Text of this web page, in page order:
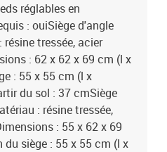
réglables en
: ouiSiège d'angle
tressée, acier
: 62 x 62 x 69 cm (l x
: 55 x 55 cm (l x
du sol : 37 cmSiège
: résine tressée,
: 55 x 62 x 69
siège : 55 x 55 cm (l x